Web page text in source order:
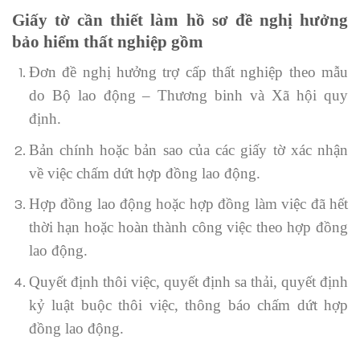
Giấy tờ cần thiết làm hồ sơ đề nghị hưởng
bảo hiểm thất nghiệp gồm
Đơn đề nghị hưởng trợ cấp thất nghiệp theo mẫu
do Bộ lao động – Thương binh và Xã hội quy
định.
Bản chính hoặc bản sao của các giấy tờ xác nhận
về việc chấm dứt hợp đồng lao động.
Hợp đồng lao động hoặc hợp đồng làm việc đã hết
thời hạn hoặc hoàn thành công việc theo hợp đồng
lao động.
Quyết định thôi việc, quyết định sa thải, quyết định
kỷ luật buộc thôi việc, thông báo chấm dứt hợp
đồng lao động.